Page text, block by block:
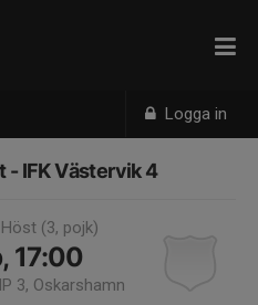
Logga in
- IFK Västervik 4
(3, pojk)
17:00
3, Oskarshamn